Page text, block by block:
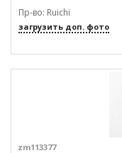
Пр-во: Ruichi
загрузить доп. фото
zm113377